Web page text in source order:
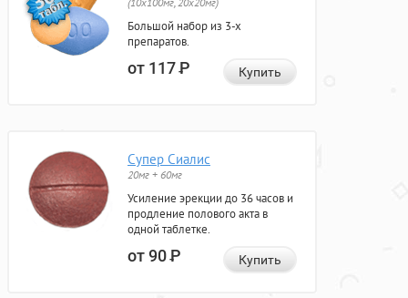
Большой набор из 3-х
препаратов.
от 117Р Купить
Супер Сиалис
20мг + 60мг
Усиление эрекции до 36 часов и
продление полового акта в
одной таблетке.
от 90Р Купить